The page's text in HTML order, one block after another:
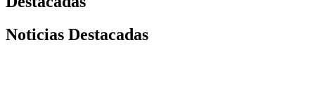
Noticias Destacadas